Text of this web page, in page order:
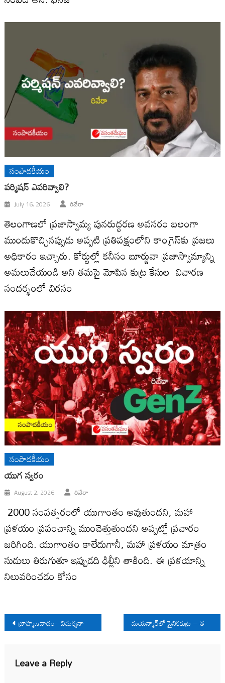
సంపాదకీయం
ప‌ర్మిష‌న్ ఎవ‌రివ్వాలి?
July 16, 2026 రివేరా
తెలంగాణ‌లో ప్ర‌జాస్వామ్య పున‌రుద్ధ‌ర‌ణ అవ‌స‌రం బ‌లంగా
ముందుకొచ్చిన‌ప్పుడు అప్ప‌టి ప్ర‌తిప‌క్షంలోని కాంగ్రెస్‌కు ప్ర‌జ‌లు
అధికారం ఇచ్చారు. కోర్టుల్లో క‌నీసం బూర్జువా ప్ర‌జాస్వామ్యాన్ని
అమ‌లుచేయండి అని త‌మ‌పై మోపిన కుట్ర కేసుల విచార‌ణ
సంద‌ర్భంలో విర‌సం
సంపాదకీయం
యుగ స్వ‌రం
August 2, 2026 రివేరా
2000 సంవ‌త్స‌రంలో యుగాంతం అవుతుంద‌ని, మ‌హా
ప్ర‌ళ‌యం ప్ర‌పంచాన్ని ముంచెత్తుతుంద‌ని అప్ప‌ట్లో ప్ర‌చారం
జ‌రిగింది. యుగాంతం కాలేదుగానీ, మ‌హా ప్ర‌ళ‌యం మాత్రం
సుడులు తిరుగుతూ ఇప్పుడ‌ది ఢిల్లీని తాకింది. ఈ ప్ర‌ళ‌యాన్ని
నిలువ‌రించ‌డం కోసం
Post
navigation
బ్రాహ్మణవాదం- విమర్శనాత్మక ప‌రిశీల‌న‌ మయన్మార్‌లో సైనికకుట్ర – తదనంతర పరిణామాలు
Leave a Reply